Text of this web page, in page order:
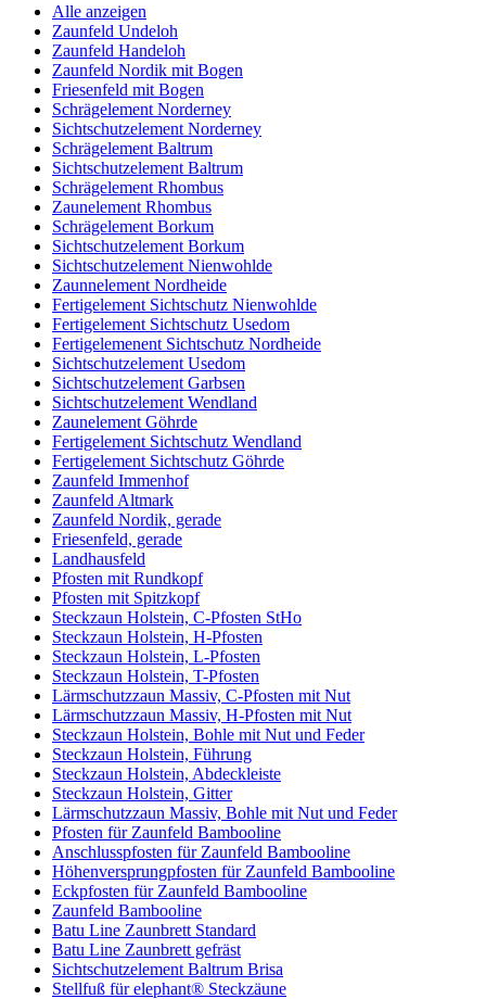
Alle anzeigen
Zaunfeld Undeloh
Zaunfeld Handeloh
Zaunfeld Nordik mit Bogen
Friesenfeld mit Bogen
Schrägelement Norderney
Sichtschutzelement Norderney
Schrägelement Baltrum
Sichtschutzelement Baltrum
Schrägelement Rhombus
Zaunelement Rhombus
Schrägelement Borkum
Sichtschutzelement Borkum
Sichtschutzelement Nienwohlde
Zaunnelement Nordheide
Fertigelement Sichtschutz Nienwohlde
Fertigelement Sichtschutz Usedom
Fertigelemenent Sichtschutz Nordheide
Sichtschutzelement Usedom
Sichtschutzelement Garbsen
Sichtschutzelement Wendland
Zaunelement Göhrde
Fertigelement Sichtschutz Wendland
Fertigelement Sichtschutz Göhrde
Zaunfeld Immenhof
Zaunfeld Altmark
Zaunfeld Nordik, gerade
Friesenfeld, gerade
Landhausfeld
Pfosten mit Rundkopf
Pfosten mit Spitzkopf
Steckzaun Holstein, C-Pfosten StHo
Steckzaun Holstein, H-Pfosten
Steckzaun Holstein, L-Pfosten
Steckzaun Holstein, T-Pfosten
Lärmschutzzaun Massiv, C-Pfosten mit Nut
Lärmschutzzaun Massiv, H-Pfosten mit Nut
Steckzaun Holstein, Bohle mit Nut und Feder
Steckzaun Holstein, Führung
Steckzaun Holstein, Abdeckleiste
Steckzaun Holstein, Gitter
Lärmschutzzaun Massiv, Bohle mit Nut und Feder
Pfosten für Zaunfeld Bambooline
Anschlusspfosten für Zaunfeld Bambooline
Höhenversprungpfosten für Zaunfeld Bambooline
Eckpfosten für Zaunfeld Bambooline
Zaunfeld Bambooline
Batu Line Zaunbrett Standard
Batu Line Zaunbrett gefräst
Sichtschutzelement Baltrum Brisa
Stellfuß für elephant® Steckzäune